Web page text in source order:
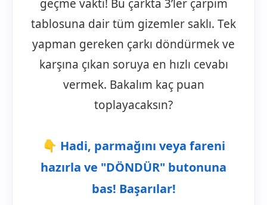
geçme vakti! Bu çarkta 3’ler çarpım
tablosuna dair tüm gizemler saklı. Tek
yapman gereken çarkı döndürmek ve
karşına çıkan soruya en hızlı cevabı
vermek. Bakalım kaç puan
toplayacaksın?
👇 Hadi, parmağını veya fareni
hazırla ve "DÖNDÜR" butonuna
bas! Başarılar!